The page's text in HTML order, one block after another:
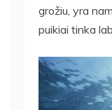
grožiu, yra
puikiai tinka